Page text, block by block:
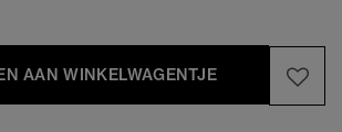
AAN WINKELWAGENTJE